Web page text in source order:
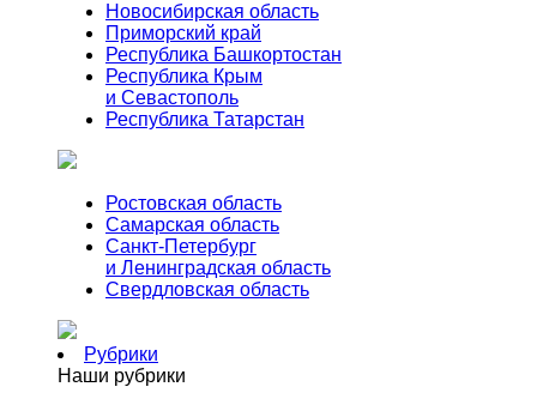
Новосибирская область
Приморский край
Республика Башкортостан
Республика Крым
и Севастополь
Республика Татарстан
Ростовская область
Самарская область
Санкт-Петербург
и Ленинградская область
Свердловская область
Рубрики
Наши рубрики